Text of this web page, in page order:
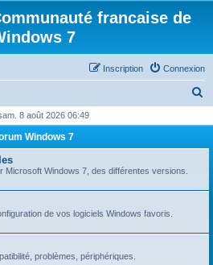
francaise de
7
Connexion
Inscription
h
r
8 août 2026 06:49
Windows 7
Microsoft Windows 7, des différentes versions.
de vos logiciels Windows favoris.
problèmes, périphériques.